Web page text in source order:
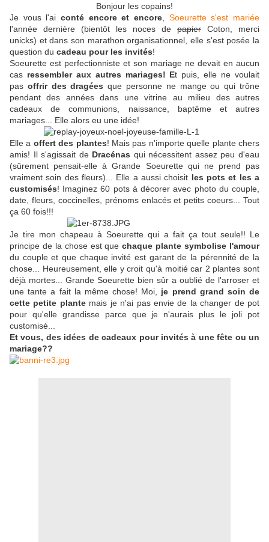
Bonjour les copains!
Je vous l'ai conté encore et encore
Soeurette s'est mariée
l'année dernière (bientôt les noces de papier Coton, merci
unicks) et dans son marathon organisationnel, elle s'est posée la
question du cadeau pour les invités!
Soeurette est perfectionniste et son mariage ne devait en aucun
cas ressembler aux autres mariages! Et puis, elle ne voulait
pas offrir des dragées que personne ne mange ou qui trône
pendant des années dans une vitrine au milieu des autres
cadeaux de communions, naissance, baptême et autres
mariages... Elle alors eu une idée!
Elle a offert des plantes! Mais pas n'importe quelle plante chers
amis! Il s'agissait de Dracénas qui nécessitent assez peu d'eau
(sûrement pensait-elle à Grande Soeurette qui ne prend pas
vraiment soin des fleurs)... Elle a aussi choisit les pots et les a
customisés! Imaginez 60 pots à décorer avec photo du couple,
date, fleurs, coccinelles, prénoms enlacés et petits coeurs... Tout
ça 60 fois!!!
Je tire mon chapeau à Soeurette qui a fait ça tout seule!! Le
principe de la chose est quechaque plante symbolise l'amour
du couple et que chaque invité est garant de la pérennité de la
chose... Heureusement, elle y croit qu'à moitié car 2 plantes sont
déjà mortes... Grande Soeurette bien sûr a oublié de l'arroser et
une tante a fait la même chose! Moi, je prend grand soin de
cette petite plantemais je n'ai pas envie de la changer de pot
pour qu'elle grandisse parce que je n'aurais plus le joli pot
customisé...
Et vous, des idées de cadeaux pour invités à une fête ou un
mariage??